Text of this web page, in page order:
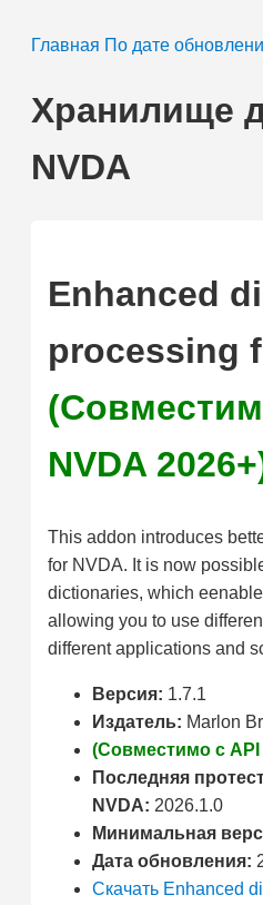
Главная По дате
Хранилище
NVDA
Enhanced
processing
NVDA
This addon introduces
for NVDA. It is now
dictionaries, which
allowing you to use
different applications and
Версия: 1.7.1
Издатель: Marlon
(Совместимо с API
Последняя
NVDA: 2026.1.0
Минимальная
Дата обновления:
Скачать Enhanced